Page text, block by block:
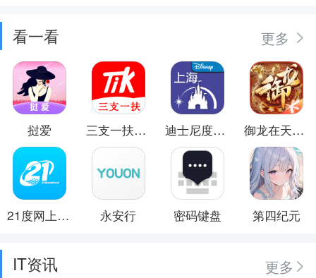
看一看 更多
挝爱 三支一扶题小宝 迪士尼度假区 御龙在天手游
21度网上商城 永安行 密码键盘 第四纪元
IT资讯
更多